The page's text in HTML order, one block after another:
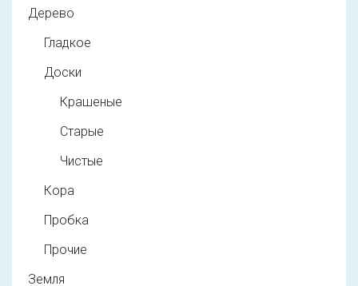
Дерево
Гладкое
Доски
Крашеные
Старые
Чистые
Кора
Пробка
Прочие
Земля